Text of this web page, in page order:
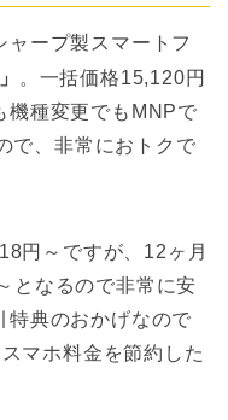
ャープ製スマートフ
」
。一括価格15,120円
機種変更でもMNPで
で、非常におトクで
円～ですが、12ヶ月
となるので非常に安
特典のおかげなので
マホ料金を節約した